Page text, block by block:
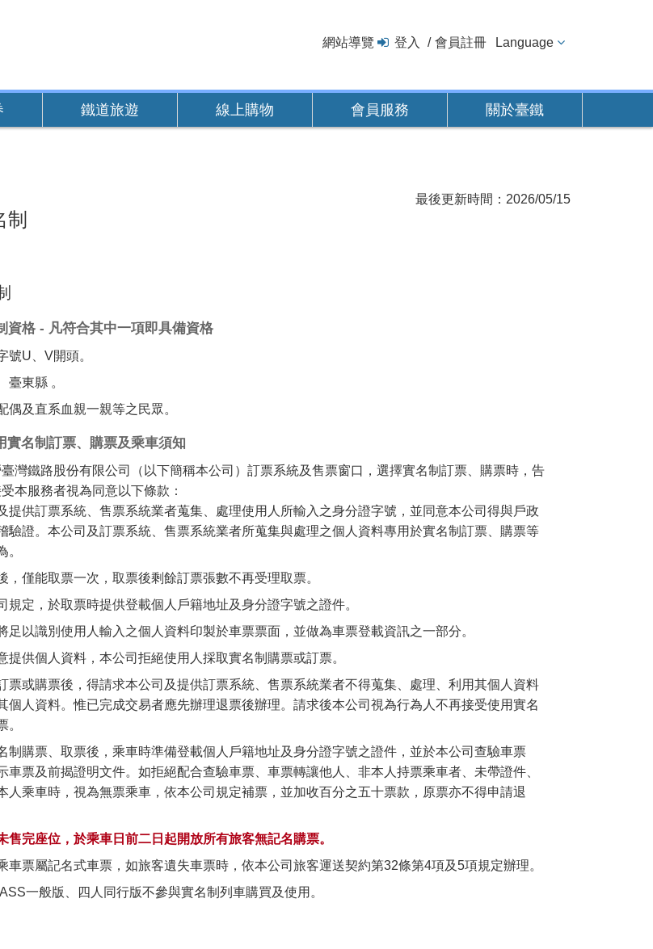
網站導覽 登入 會員註冊 Language
鐵道旅遊 線上購物 會員服務 關於臺鐵
最後更新時間：2026/05/15
資格 - 凡符合其中一項即具備資格
號U、V開頭。
臺東縣 。
偶及直系血親一親等之民眾。
實名制訂票、購票及乘車須知
灣鐵路股份有限公司（以下簡稱本公司）訂票系統及售票窗口，選擇實名制訂票、購票時，告
本服務者視為同意以下條款：
提供訂票系統、售票系統業者蒐集、處理使用人所輸入之身分證字號，並同意本公司得與戶政
驗證。本公司及訂票系統、售票系統業者所蒐集與處理之個人資料專用於實名制訂票、購票等
。
，僅能取票一次，取票後剩餘訂票張數不再受理取票。
規定，於取票時提供登載個人戶籍地址及身分證字號之證件。
足以識別使用人輸入之個人資料印製於車票票面，並做為車票登載資訊之一部分。
提供個人資料，本公司拒絕使用人採取實名制購票或訂票。
票或購票後，得請求本公司及提供訂票系統、售票系統業者不得蒐集、處理、利用其個人資料
個人資料。惟已完成交易者應先辦理退票後辦理。請求後本公司視為行為人不再接受使用實名
。
制購票、取票後，乘車時準備登載個人戶籍地址及身分證字號之證件，並於本公司查驗車票
車票及前揭證明文件。如拒絕配合查驗車票、車票轉讓他人、非本人持票乘車者、未帶證件、
人乘車時，視為無票乘車，依本公司規定補票，並加收百分之五十票款，原票亦不得申請退
售完座位，於乘車日前二日起開放所有旅客無記名購票。
車票屬記名式車票，如旅客遺失車票時，依本公司旅客運送契約第32條第4項及5項規定辦理。
一般版、四人同行版不參與實名制列車購買及使用。